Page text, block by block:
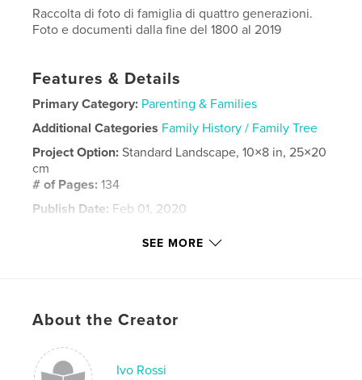
Raccolta di foto di famiglia di quattro generazioni.
Foto e documenti dalla fine del 1800 al 2019
Features & Details
Primary Category: Parenting & Families
Additional Categories Family History / Family Tree
Project Option:Standard Landscape, 10×8 in, 25×20
cm
# of Pages:134
Publish Date: Feb 01, 2020
SEE MORE
About the Creator
Ivo Rossi